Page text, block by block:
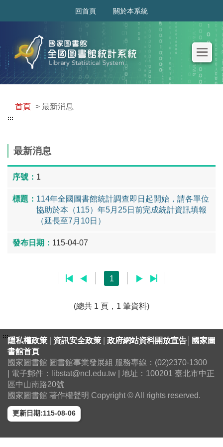
回首頁 關於本系統
首頁 > 最新消息
:::
最新消息
1
114年全國圖書館統計調查即日起開始，請各單位
協助於本（115）年5月25日前完成統計資訊填報
（延長至7月10日）
115-04-07
1
(總共 1 頁，1 筆資料)
:::隱私權政策 資訊安全政策 政府網站資料開放宣告
國家圖
書館首頁
國家圖書館 圖書館事業發展組 服務專線：(02)2370-1300
| 電子郵件：libstat@ncl.edu.tw | 地址：100201 臺北市中正
區中山南路20號
國家圖書館 著作權聲明 Copyright © All rights reserved.
更新日期:115-08-06